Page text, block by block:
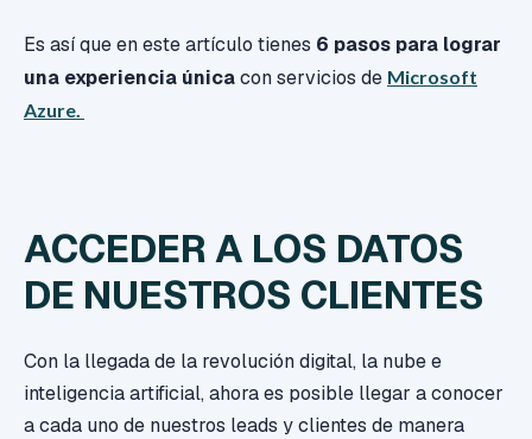
Es así que en este artículo tienes 6 pasos para lograr
una experiencia únicacon servicios de Microsoft
Azure.
ACCEDER A LOS DATOS
DE NUESTROS CLIENTES
Con la llegada de la revolución digital, la nube e
inteligencia artificial, ahora es posible llegar a conocer
a cada uno de nuestros leads y clientes de manera